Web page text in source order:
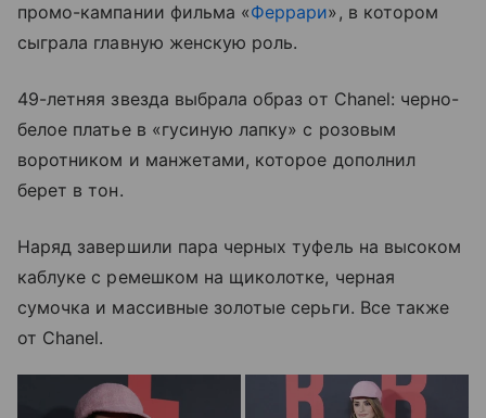
промо-кампании фильма «Феррари», в котором
сыграла главную женскую роль.
49-летняя звезда выбрала образ от Chanel: черно-
белое платье в «гусиную лапку» с розовым
воротником и манжетами, которое дополнил
берет в тон.
Наряд завершили пара черных туфель на высоком
каблуке с ремешком на щиколотке, черная
сумочка и массивные золотые серьги. Все также
от Chanel.